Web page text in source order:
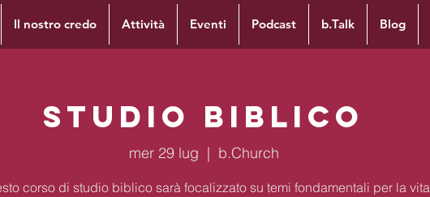
Il nostro credo Attività Eventi Podcast b.Talk Blog
Studio Biblico
mer 29 lug
  |
b.Church
corso di studio biblico sarà focalizzato su temi fondamentali per la vita